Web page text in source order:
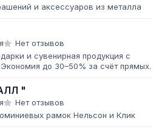
и аксессуаров из металла
Нет отзывов
и сувенирная продукция с
до 30–50% за счёт прямых
"
Нет отзывов
рамок Нельсон и Клик